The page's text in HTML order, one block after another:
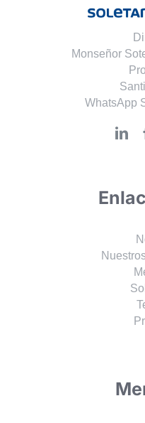
Monseñor
WhatsApp